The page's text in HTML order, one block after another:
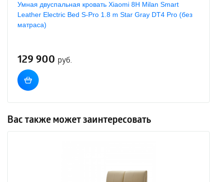
Умная двуспальная кровать Xiaomi 8H Milan Smart
Leather Electric Bed S-Pro 1.8 m Star Gray DT4 Pro (без
матраса)
129 900 руб.
Вас также может заинтересовать